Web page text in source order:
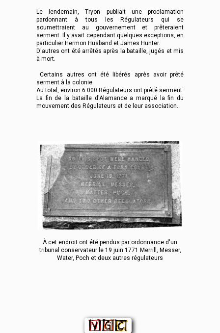
Le lendemain, Tryon publiait une proclamation
pardonnant à tous les Régulateurs qui se
soumettraient au gouvernement et prêteraient
serment. Il y avait cependant quelques exceptions, en
particulier Hermon Husband et James Hunter.
D'autres ont été arrêtés après la bataille, jugés et mis
à mort.
Certains autres ont été libérés après avoir prêté
serment à la colonie.
Au total, environ 6 000 Régulateurs ont prêté serment.
La fin de la bataille d'Alamance a marqué la fin du
mouvement des Régulateurs et de leur association.
À cet endroit ont été pendus par ordonnance d'un
tribunal conservateur le 19 juin 1771 Merrill, Messer,
Water, Poch et deux autres régulateurs